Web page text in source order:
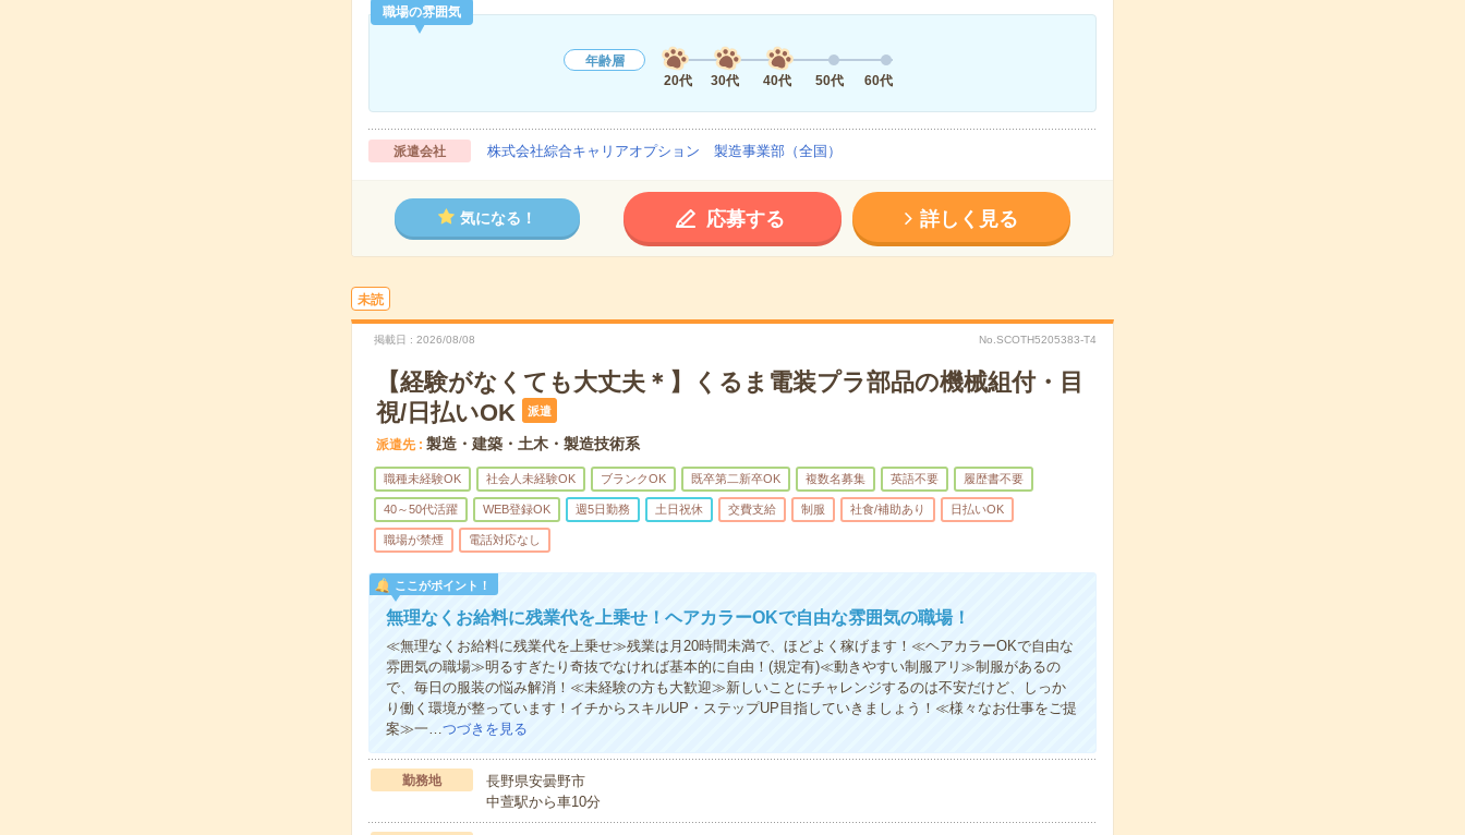
職場の雰囲気
年齢層
20代
30代 40代 50代 60代
派遣会社 株式会社綜合キャリアオプション 製造事業部（全国）
気になる！ 応募する 詳しく見る
未読
掲載日 2026/08/08 No.SCOTH5205383-T4
【経験がなくても大丈夫＊】くるま電装プラ部品の機械組付・目
視/日払いOK
派遣
派遣先 製造・建築・土木・製造技術系
職種未経験OK 社会人未経験OK ブランクOK 既卒第二新卒OK 複数名募集 英語不要 履歴書不要
40～50代活躍 WEB登録OK 週5日勤務 土日祝休 交費支給 制服 社食/補助あり 日払いOK
職場が禁煙 電話対応なし
ここがポイント！
無理なくお給料に残業代を上乗せ！ヘアカラーOKで自由な雰囲気の職場！
≪無理なくお給料に残業代を上乗せ≫残業は月20時間未満で、ほどよく稼げます！≪ヘアカラーOKで自由な
雰囲気の職場≫明るすぎたり奇抜でなければ基本的に自由！(規定有)≪動きやすい制服アリ≫制服があるの
で、毎日の服装の悩み解消！≪未経験の方も大歓迎≫新しいことにチャレンジするのは不安だけど、しっか
り働く環境が整っています！イチからスキルUP・ステップUP目指していきましょう！≪様々なお仕事をご提
案≫一…つづきを見る
勤務地
長野県安曇野市
中萱駅から車10分